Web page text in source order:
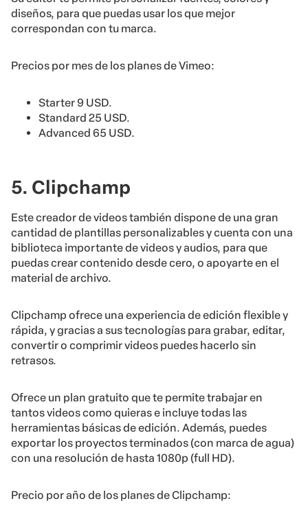
diseños, para que puedas usar los que mejor
correspondan con tu marca.
Precios por mes de los planes de Vimeo:
Starter 9 USD.
Standard 25 USD.
Advanced 65 USD.
5. Clipchamp
Este creador de videos también dispone de una gran
cantidad de plantillas personalizables y cuenta con una
biblioteca importante de videos y audios, para que
puedas crear contenido desde cero, o apoyarte en el
material de archivo.
Clipchamp ofrece una experiencia de edición flexible y
rápida, y gracias a sus tecnologías para grabar, editar,
convertir o comprimir videos puedes hacerlo sin
retrasos.
Ofrece un plan gratuito que te permite trabajar en
tantos videos como quieras e incluye todas las
herramientas básicas de edición. Además, puedes
exportar los proyectos terminados (con marca de agua)
con una resolución de hasta 1080p (full HD).
Precio por año de los planes de Clipchamp: